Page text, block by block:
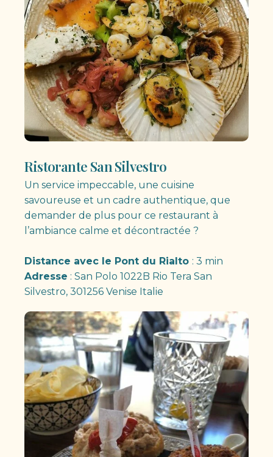
Ristorante San Silvestro
Un service impeccable, une cuisine
savoureuse et un cadre authentique, que
demander de plus pour ce restaurant à
l’ambiance calme et décontractée ?
Distance avec le Pont du Rialto : 3 min
Adresse : San Polo 1022B Rio Tera San
Silvestro, 301256 Venise Italie